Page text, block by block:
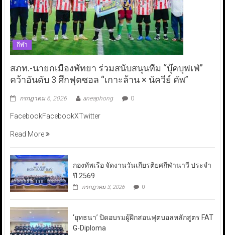
กีฬา
สภท.-นายกเมืองพัทยา ร่วมสนับสนุนทีม “บุ๊คบุฟเฟ่”
คว้าอันดับ 3 ศึกฟุตซอล “เกาะล้าน × นัควีย์ คัพ”
กรกฎาคม 6, 2026 aneaphong 0
FacebookFacebookXTwitter
Read More
กองทัพเรือ จัดงานวันเกียรติยศกีฬานาวี ประจำ
ปี 2569
กรกฎาคม 3, 2026 0
‘ยุทธนา’ ปิดอบรมผู้ฝึกสอนฟุตบอลหลักสูตร FAT
G-Diploma